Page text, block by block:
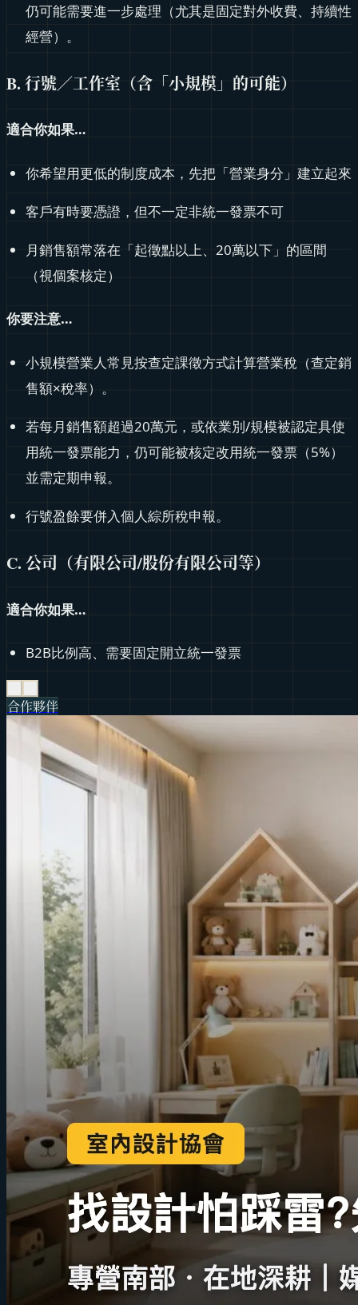
仍可能需要進一步處理（尤其是固定對外收費、持續性
經營）。
B. 行號／工作室（含「小規模」的可能）
適合你如果…
你希望用更低的制度成本，先把「營業身分」建立起來
客戶有時要憑證，但不一定非統一發票不可
月銷售額常落在「起徵點以上、20萬以下」的區間
（視個案核定）
你要注意…
小規模營業人常見按查定課徵方式計算營業稅（查定銷
售額×稅率）。
若每月銷售額超過20萬元，或依業別/規模被認定具使
用統一發票能力，仍可能被核定改用統一發票（5%）
並需定期申報。
行號盈餘要併入個人綜所稅申報。
C. 公司（有限公司/股份有限公司等）
適合你如果…
B2B比例高、需要固定開立統一發票
合作夥伴